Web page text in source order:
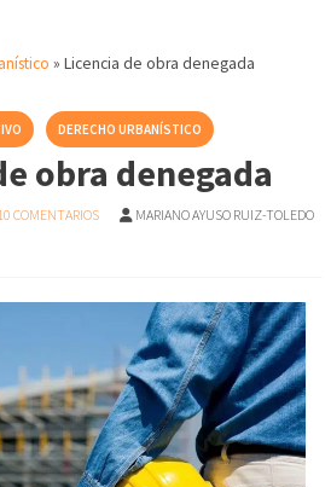
» Licencia de obra denegada
DERECHO URBANÍSTICO
obra denegada
10 COMENTARIOS MARIANO AYUSO RUIZ-TOLEDO